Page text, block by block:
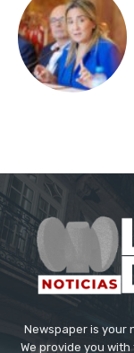
Newspaper is your
We provide you